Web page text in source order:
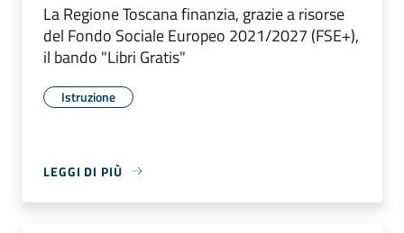
La Regione Toscana finanzia, grazie a risorse
del Fondo Sociale Europeo 2021/2027 (FSE+),
il bando "Libri Gratis"
Istruzione
LEGGI DI PIÙ